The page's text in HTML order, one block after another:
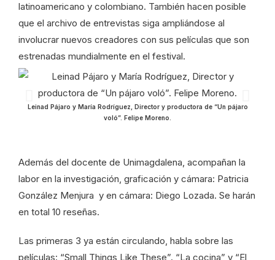
latinoamericano y colombiano. También hacen posible
que el archivo de entrevistas siga ampliándose al
involucrar nuevos creadores con sus películas que son
estrenadas mundialmente en el festival.
Leinad Pájaro y María Rodríguez, Director y productora de “Un pájaro
voló”. Felipe Moreno.
Además del docente de Unimagdalena, acompañan la
labor en la investigación, graficación y cámara: Patricia
González Menjura y en cámara: Diego Lozada. Se harán
en total 10 reseñas.
Las primeras 3 ya están circulando, habla sobre las
películas: “Small Things Like These”. “La cocina” y “El